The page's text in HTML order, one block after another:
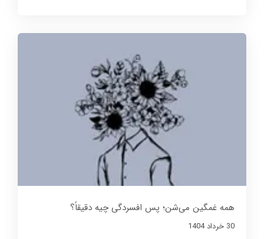
همه غمگین می‌شن؛ پس افسردگی چیه دقیقاً؟
30 خرداد 1404